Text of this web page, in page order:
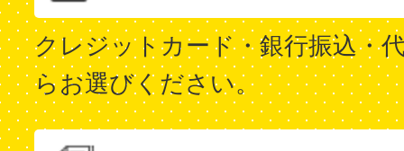
クレジットカード・銀行振込・
らお選びください。